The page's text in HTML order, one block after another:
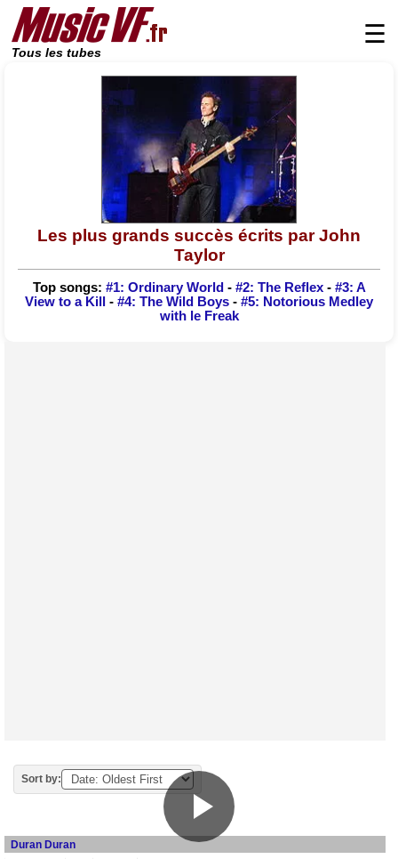
Tous les tubes
☰
Les plus grands succès écrits par John
Taylor
Top songs: #1: Ordinary World- #2: The Reflex- #3: A
View to a Kill - #4: The Wild Boys - #5: Notorious Medley
with le Freak
Sort by:
Duran Duran